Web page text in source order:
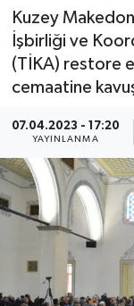
Kuzey
İşbirliği ve
(TİKA) restore
cemaatine
07.04.2023 - 17:20
YAYINLANMA
Aksaray
Amasya
Antalya
Ardahan
Artvin
Aydın
Diyanet
Diyanet
Hadislerle
Kudüs
Kurban
Mukabele
Basında
DİYANET
TDV
Hutbeler
DİYANET
DİYANET
Süper Lig
Tüm
Haber Arşivi